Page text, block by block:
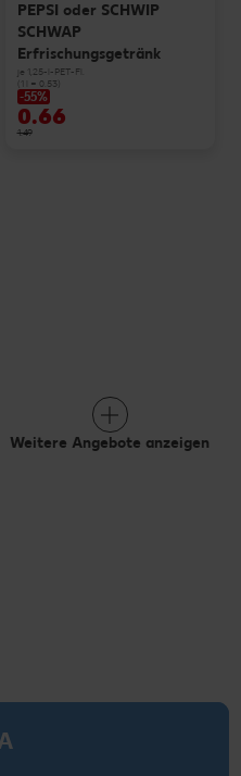
PEPSI oder SCHWIP
SCHWAP
Erfrischungsgetränk
je 1,25-l-PET-Fl.
(1 l = 0.53)
-55%
0.66
1.49
Weitere Angebote anzeigen